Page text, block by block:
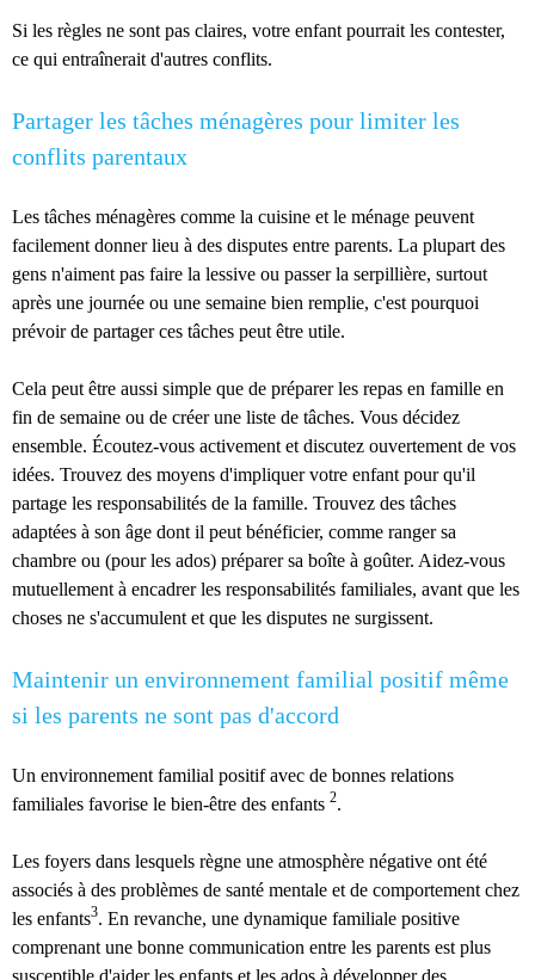
Si les règles ne sont pas claires, votre enfant pourrait les contester,
ce qui entraînerait d'autres conflits.
Partager les tâches ménagères pour limiter les
conflits parentaux
Les tâches ménagères comme la cuisine et le ménage peuvent
facilement donner lieu à des disputes entre parents. La plupart des
gens n'aiment pas faire la lessive ou passer la serpillière, surtout
après une journée ou une semaine bien remplie, c'est pourquoi
prévoir de partager ces tâches peut être utile.
Cela peut être aussi simple que de préparer les repas en famille en
fin de semaine ou de créer une liste de tâches. Vous décidez
ensemble. Écoutez-vous activement et discutez ouvertement de vos
idées. Trouvez des moyens d'impliquer votre enfant pour qu'il
partage les responsabilités de la famille. Trouvez des tâches
adaptées à son âge dont il peut bénéficier, comme ranger sa
chambre ou (pour les ados) préparer sa boîte à goûter. Aidez-vous
mutuellement à encadrer les responsabilités familiales, avant que les
choses ne s'accumulent et que les disputes ne surgissent.
Maintenir un environnement familial positif même
si les parents ne sont pas d'accord
Un environnement familial positif avec de bonnes relations
familiales favorise le bien-être des enfants 2.
Les foyers dans lesquels règne une atmosphère négative ont été
associés à des problèmes de santé mentale et de comportement chez
les enfants3. En revanche, une dynamique familiale positive
comprenant une bonne communication entre les parents est plus
susceptible d'aider les enfants et les ados à développer des